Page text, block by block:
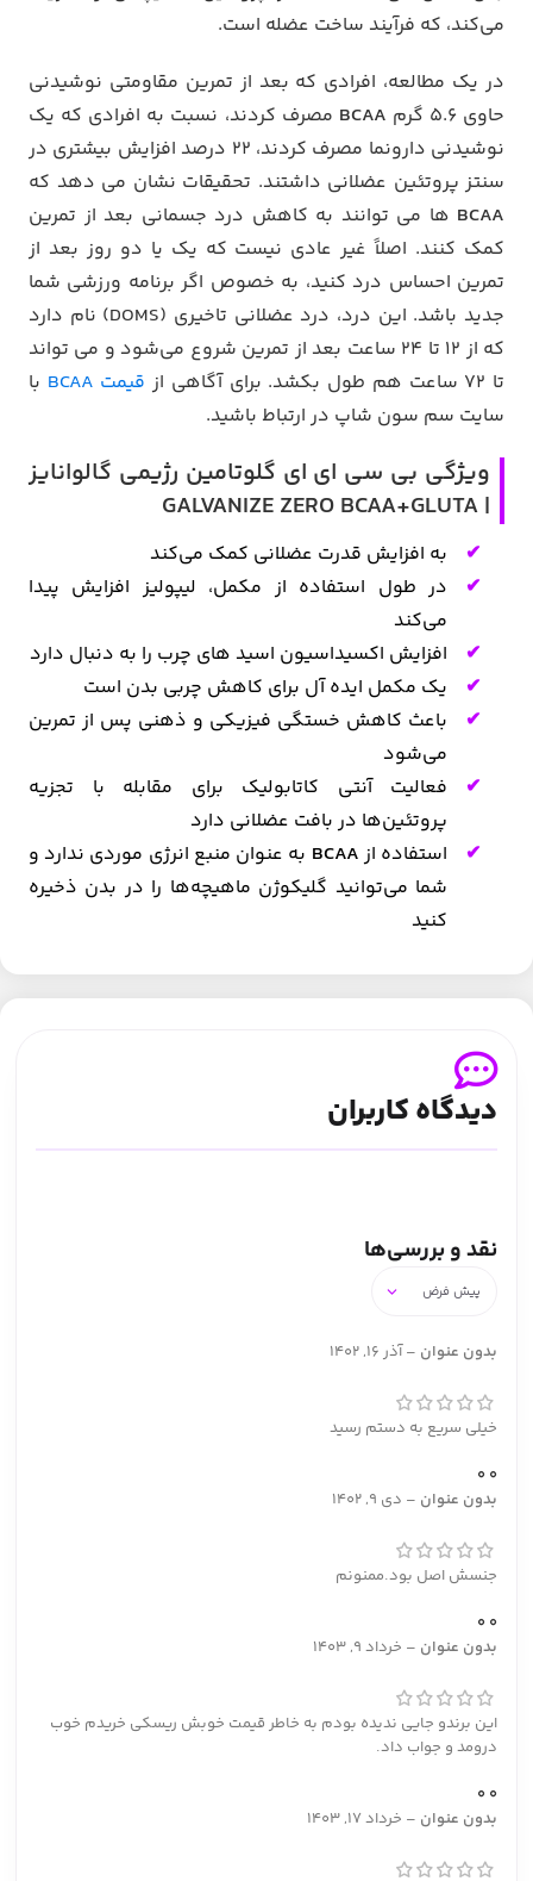
می‌کند، که فرآیند ساخت عضله است.
در یک مطالعه، افرادی که بعد از تمرین مقاومتی نوشیدنی
حاوی ۵.۶ گرم
BCAA مصرف کردند، نسبت به افرادی که یک
نوشیدنی دارونما مصرف کردند، ۲۲ درصد افزایش بیشتری در
سنتز پروتئین عضلانی داشتند. تحقیقات نشان می دهد که
BCAA ها می توانند به کاهش درد جسمانی بعد از تمرین
کمک کنند. اصلاً غیر عادی نیست که یک یا دو روز بعد از
تمرین احساس درد کنید، به خصوص اگر برنامه ورزشی شما
جدید باشد. این درد، درد عضلانی تاخیری (DOMS) نام دارد
که از ۱۲ تا ۲۴ ساعت بعد از تمرین شروع می‌شود و می تواند
تا ۷۲ ساعت هم طول بکشد. برای آگاهی از
قیمت BCAA
با
سایت سم سون شاپ در ارتباط باشید.
ویژگی بی سی ای ای گلوتامین رژیمی گالوانایز
| GALVANIZE ZERO BCAA+GLUTA
به افزایش قدرت عضلانی کمک می‌کند
در طول استفاده از مکمل، لیپولیز افزایش پیدا
می‌کند
افزایش اکسیداسیون اسید های چرب را به دنبال دارد
یک مکمل ایده آل برای کاهش چربی بدن است
باعث کاهش خستگی فیزیکی و ذهنی پس از تمرین
می‌شود
فعالیت آنتی کاتابولیک برای مقابله با تجزیه
پروتئین‌ها در بافت عضلانی دارد
استفاده ازBCAA به عنوان منبع انرژی موردی ندارد و
شما می‌توانید گلیکوژن ماهیچه‌ها را در بدن ذخیره
کنید
دیدگاه کاربران
نقد و بررسی‌ها
بدون عنوان –آذر 16, 1402
خیلی سریع به دستم رسید
0
0
بدون عنوان – دی 9, 1402
جنسش اصل بود.ممنونم
0
0
بدون عنوان – خرداد 9, 1403
این برندو جایی ندیده بودم به خاطر قیمت خوبش ریسکی خریدم خوب
درومد و جواب داد.
0
0
بدون عنوان – خرداد 17, 1403